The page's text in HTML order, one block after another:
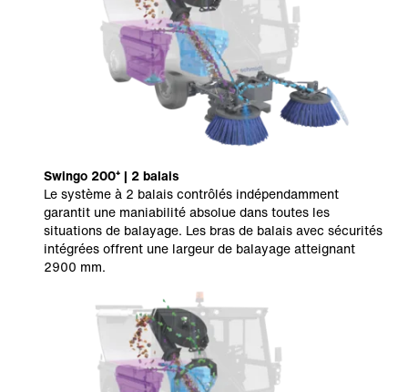
Swingo 200⁺ | 2 balais
Le système à 2 balais contrôlés indépendamment
garantit une maniabilité absolue dans toutes les
situations de balayage. Les bras de balais avec sécurités
intégrées offrent une largeur de balayage atteignant
2900 mm.